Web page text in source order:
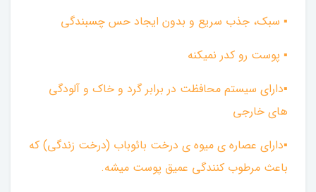
▪︎ سبک، جذب سريع و بدون ايجاد حس چسبندگی
▪︎ پوست رو كدر نميكنه
▪︎داراي سيستم محافظت در برابر گرد و خاک و آلودگی
های خارجی
▪︎دارای عصاره ی ميوه ی درخت بائوباب (درخت زندگی) كه
باعث مرطوب كنندگی عميق پوست ميشه.